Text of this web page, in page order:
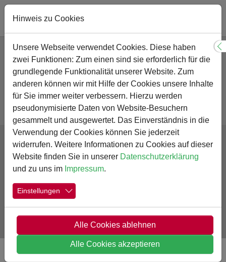
Schulen in Kamen
Impressum
Datenschutz
Datenschutz Facebook
© Copyright 2026 Städtisches Gymnasium Kamen
Hinweis zu Cookies
Unsere Webseite verwendet Cookies. Diese haben
zwei Funktionen: Zum einen sind sie erforderlich für die
grundlegende Funktionalität unserer Website. Zum
anderen können wir mit Hilfe der Cookies unsere Inhalte
für Sie immer weiter verbessern. Hierzu werden
pseudonymisierte Daten von Website-Besuchern
gesammelt und ausgewertet. Das Einverständnis in die
Verwendung der Cookies können Sie jederzeit
widerrufen. Weitere Informationen zu Cookies auf dieser
Website finden Sie in unserer Datenschutzerklärung
und zu uns im Impressum.
Einstellungen
Alle Cookies ablehnen
Alle Cookies akzeptieren